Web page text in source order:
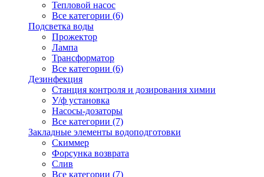
Тепловой насос
Все категории (6)
Подсветка воды
Прожектор
Лампа
Трансформатор
Все категории (6)
Дезинфекция
Станция контроля и дозирования химии
У/ф установка
Насосы-дозаторы
Все категории (7)
Закладные элементы водоподготовки
Скиммер
Форсунка возврата
Слив
Все категории (7)